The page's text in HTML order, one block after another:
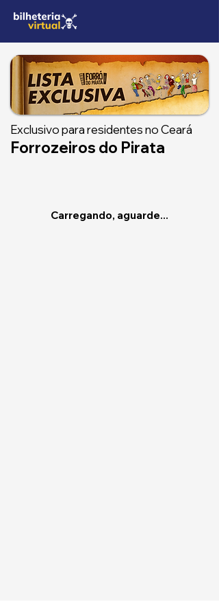
Exclusivo para residentes no Ceará
Forrozeiros do Pirata
Carregando, aguarde...